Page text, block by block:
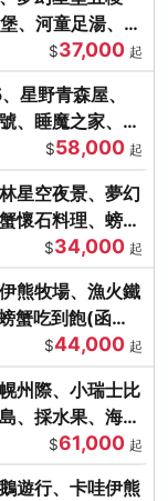
、河童足湯、奇
$37,000 起
星野青森屋、
、睡魔之家、十
$58,000 起
星空夜景、夢幻
懷石料理、螃蟹
$34,000 起
熊牧場、漁火鐵
蟹吃到飽(函館/
$44,000 起
州際、小瑞士比
、採水果、海鮮
$61,000 起
遊行、卡哇伊熊